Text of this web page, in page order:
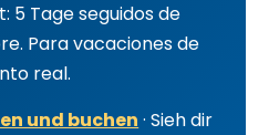
5 Tage seguidos de
Para vacaciones de
real.
und buchen · Sieh dir